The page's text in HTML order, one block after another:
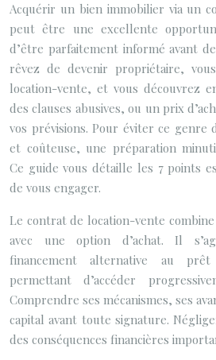
Acquérir un bien immobilier via un
peut être une excellente
d’être parfaitement informé avant
rêvez de devenir propriétaire,
location-vente, et vous découvrez
des clauses abusives, ou un prix
vos prévisions. Pour éviter ce genre
et coûteuse, une préparation
Ce guide vous détaille les 7 points
de vous engager.
Le contrat de location-vente
avec une option d’achat. Il
financement alternative au prêt
permettant d’accéder
Comprendre ses mécanismes, ses
capital avant toute signature.
des conséquences financières